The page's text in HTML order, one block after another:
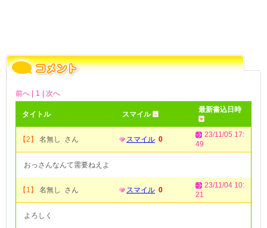
前へ | 1 | 次へ
タイトル スマイル
最新書込日時
【2】 名無し さん スマイル 0
23/11/05 17:
49
おっさんなんて需要ねえよ
【1】 名無し さん スマイル 0
23/11/04 10:
21
よろしく